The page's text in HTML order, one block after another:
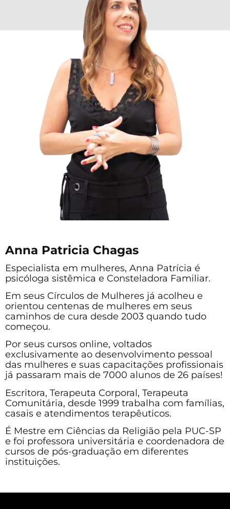
Anna Patricia Chagas
Especialista em mulheres, Anna Patrícia é
psicóloga sistêmica e Consteladora Familiar.
Em seus Círculos de Mulheres já acolheu e
orientou centenas de mulheres em seus
caminhos de cura desde 2003 quando tudo
começou.
Por seus cursos online, voltados
exclusivamente ao desenvolvimento pessoal
das mulheres e suas capacitações profissionais
já passaram mais de 7000 alunos de 26 países!
Escritora, Terapeuta Corporal, Terapeuta
Comunitária, desde 1999 trabalha com famílias,
casais e atendimentos terapêuticos.
É Mestre em Ciências da Religião pela PUC-SP
e foi professora universitária e coordenadora de
cursos de pós-graduação em diferentes
instituições.